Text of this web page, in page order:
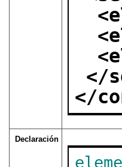
</
</
Declaración